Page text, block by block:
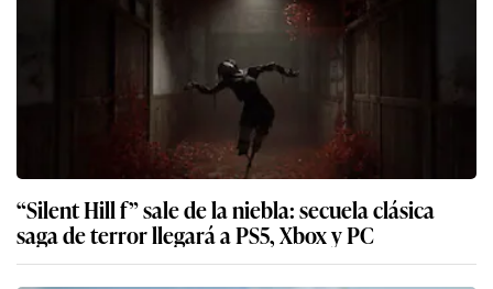
“Silent Hill f” sale de la niebla: secuela clásica
saga de terror llegará a PS5, Xbox y PC